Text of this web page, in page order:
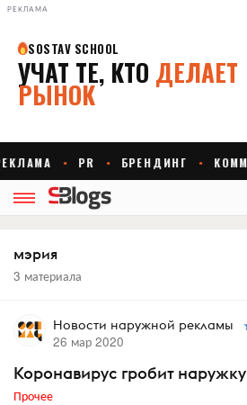
РЕКЛАМА
мэрия
3 материала
Новости наружной рекламы
26 мар 2020
Коронавирус гробит наружку
Прочее